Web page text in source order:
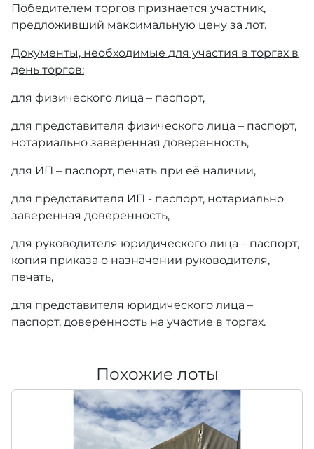
Победителем торгов признается участник,
предложивший максимальную цену за лот.
Документы, необходимые для участия в торгах в
день торгов:
для физического лица – паспорт,
для представителя физического лица – паспорт,
нотариально заверенная доверенность,
для ИП – паспорт, печать при её наличии,
для представителя ИП - паспорт, нотариально
заверенная доверенность,
для руководителя юридического лица – паспорт,
копия приказа о назначении руководителя,
печать,
для представителя юридического лица –
паспорт, доверенность на участие в торгах.
Похожие лоты